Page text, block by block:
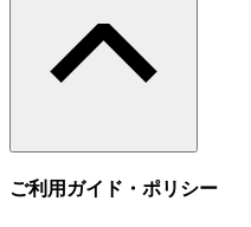
ご利用ガイド・ポリシー